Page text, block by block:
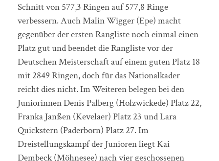
Schnitt von 577,3 Ringen auf 577,8 Ringe
verbessern. Auch Malin Wigger (Epe) macht
gegenüber der ersten Rangliste noch einmal einen
Platz gut und beendet die Rangliste vor der
Deutschen Meisterschaft auf einem guten Platz 18
mit 2849 Ringen, doch für das Nationalkader
reicht dies nicht. Im Weiteren belegen bei den
Juniorinnen Denis Palberg (Holzwickede) Platz 22,
Franka Janßen (Kevelaer) Platz 23 und Lara
Quickstern (Paderborn) Platz 27. Im
Dreistellungskampf der Junioren liegt Kai
Dembeck (Möhnesee) nach vier geschossenen